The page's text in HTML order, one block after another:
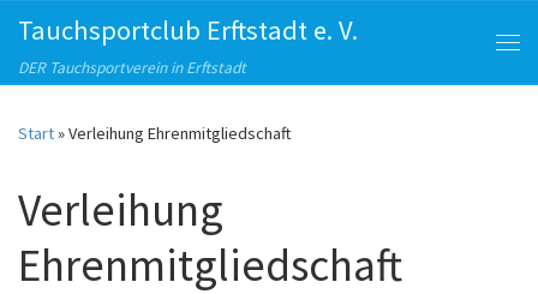
Zum Inhalt springen
Tauchsportclub Erftstadt e. V.
DER Tauchsportverein in Erftstadt
Start»Verleihung Ehrenmitgliedschaft
Verleihung
Ehrenmitgliedschaft